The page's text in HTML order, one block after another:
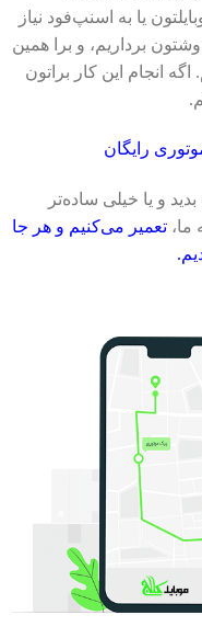
یا به اسنپ‌فود نیاز
برداریم، و برا همین
انجام این کار براتون
رایگان
و یا خیلی ساده‌تر
ما، تعمیر می‌کنیم و هر جا